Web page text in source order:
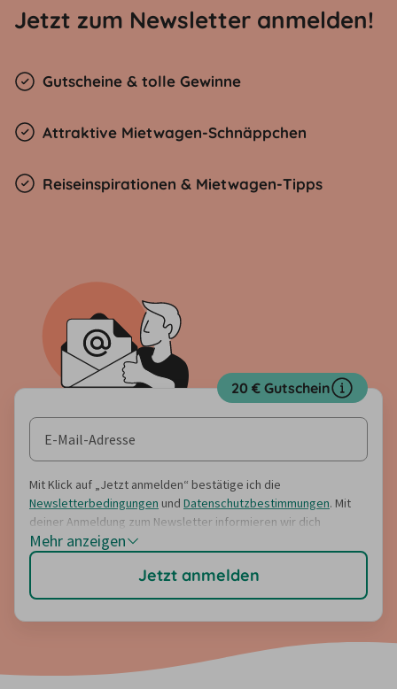
Jetzt zum Newsletter anmelden!
Gutscheine & tolle Gewinne
Attraktive Mietwagen-Schnäppchen
Reiseinspirationen & Mietwagen-Tipps
20 € Gutschein
Mit Klick auf „Jetzt anmelden“ bestätige ich die
Newsletterbedingungen und Datenschutzbestimmungen. Mit
deiner Anmeldung zum Newsletter informieren wir dich
regelmäßig über (Rabatt-)Angebote, Umfragen, Gewinnspiele
sowie Reise- und Servicetipps und Neuerungen auf unseren
Portalen. Der Erhalt des Newsletters ist kostenlos und
unverbindlich. Eine Abmeldung ist über den Link am Ende jedes
Nach Klick des Bestätigungslinks erhältst du eine zweite E-Mail
mit dem Rabatt-Gutscheincode.
Mehr anzeigen
Jetzt anmelden